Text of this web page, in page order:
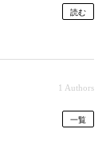
読む
1 Authors
一覧